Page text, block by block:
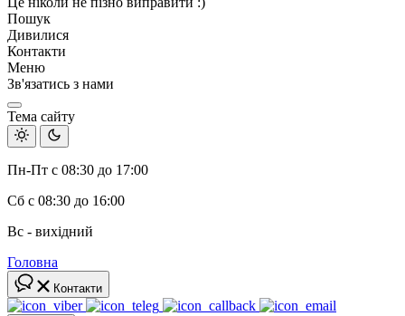
Пошук
Дивилися
Контакти
Меню
Зв'язатись з нами
Тема сайту
Пн-Пт с 08:30 до 17:00
Сб с 08:30 до 16:00
Вс - вихідний
Головна
Контакти